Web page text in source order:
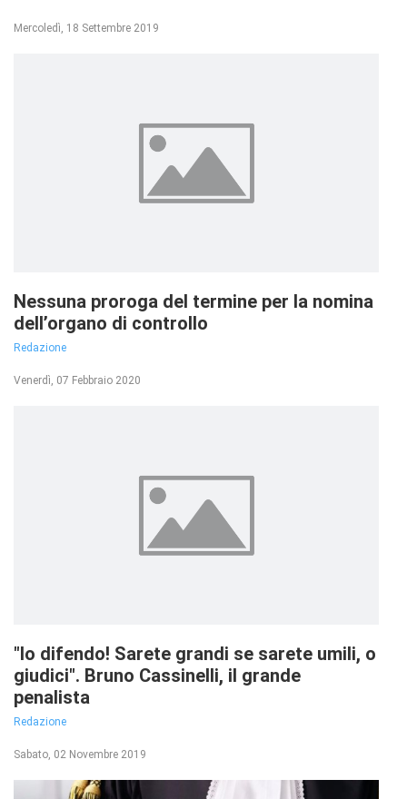
Mercoledì, 18 Settembre 2019
Nessuna proroga del termine per la nomina
dell’organo di controllo
Redazione
Venerdì, 07 Febbraio 2020
"Io difendo! Sarete grandi se sarete umili, o
giudici". Bruno Cassinelli, il grande
penalista
Redazione
Sabato, 02 Novembre 2019